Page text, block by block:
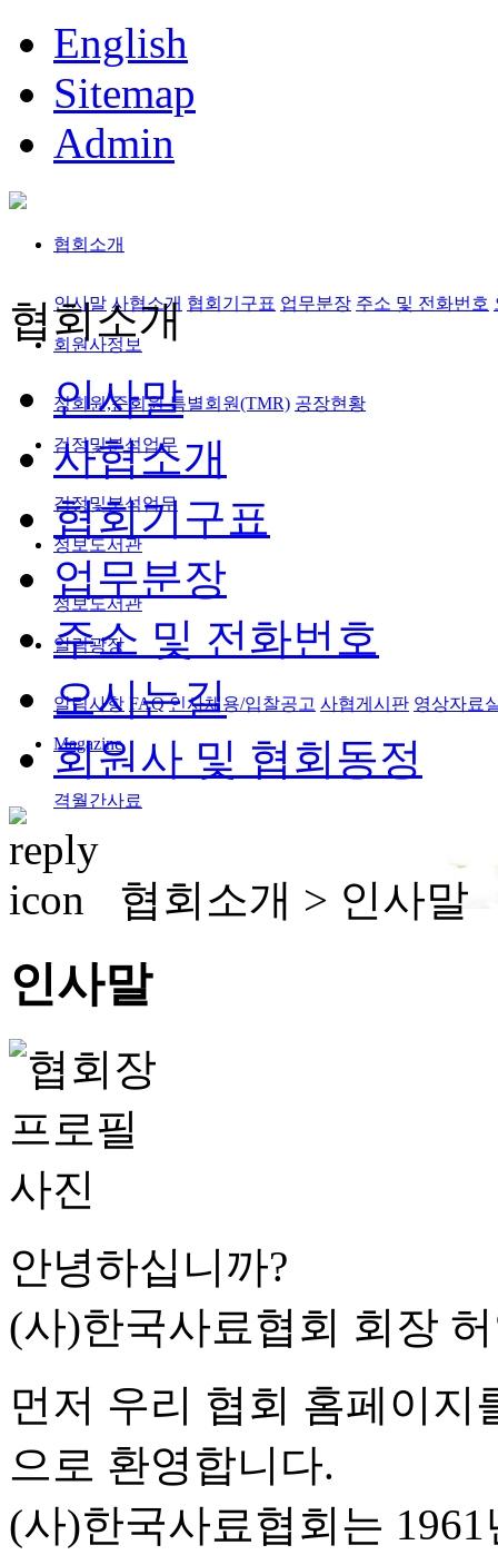
English
Sitemap
Admin
협회소개
인사말 사협소개 협회기구표 업무분장 주소 및 전화번호
회원사정보
정회원,준회원 특별회원(TMR) 공장현황
검정및분석업무
검정및분석업무
정보도서관
정보도서관
알림광장
알림사항 FAQ 인사채용/입찰공고 사협게시판 영상자료
Magazine
격월간사료
협회소개
인사말
사협소개
협회기구표
업무분장
주소 및 전화번호
오시는길
회원사 및 협회동정
협회소개 > 인사말
인사말
안녕하십니까?
(사)한국사료협회 회장
먼저 우리 협회 홈페이
으로 환영합니다.
(사)한국사료협회는